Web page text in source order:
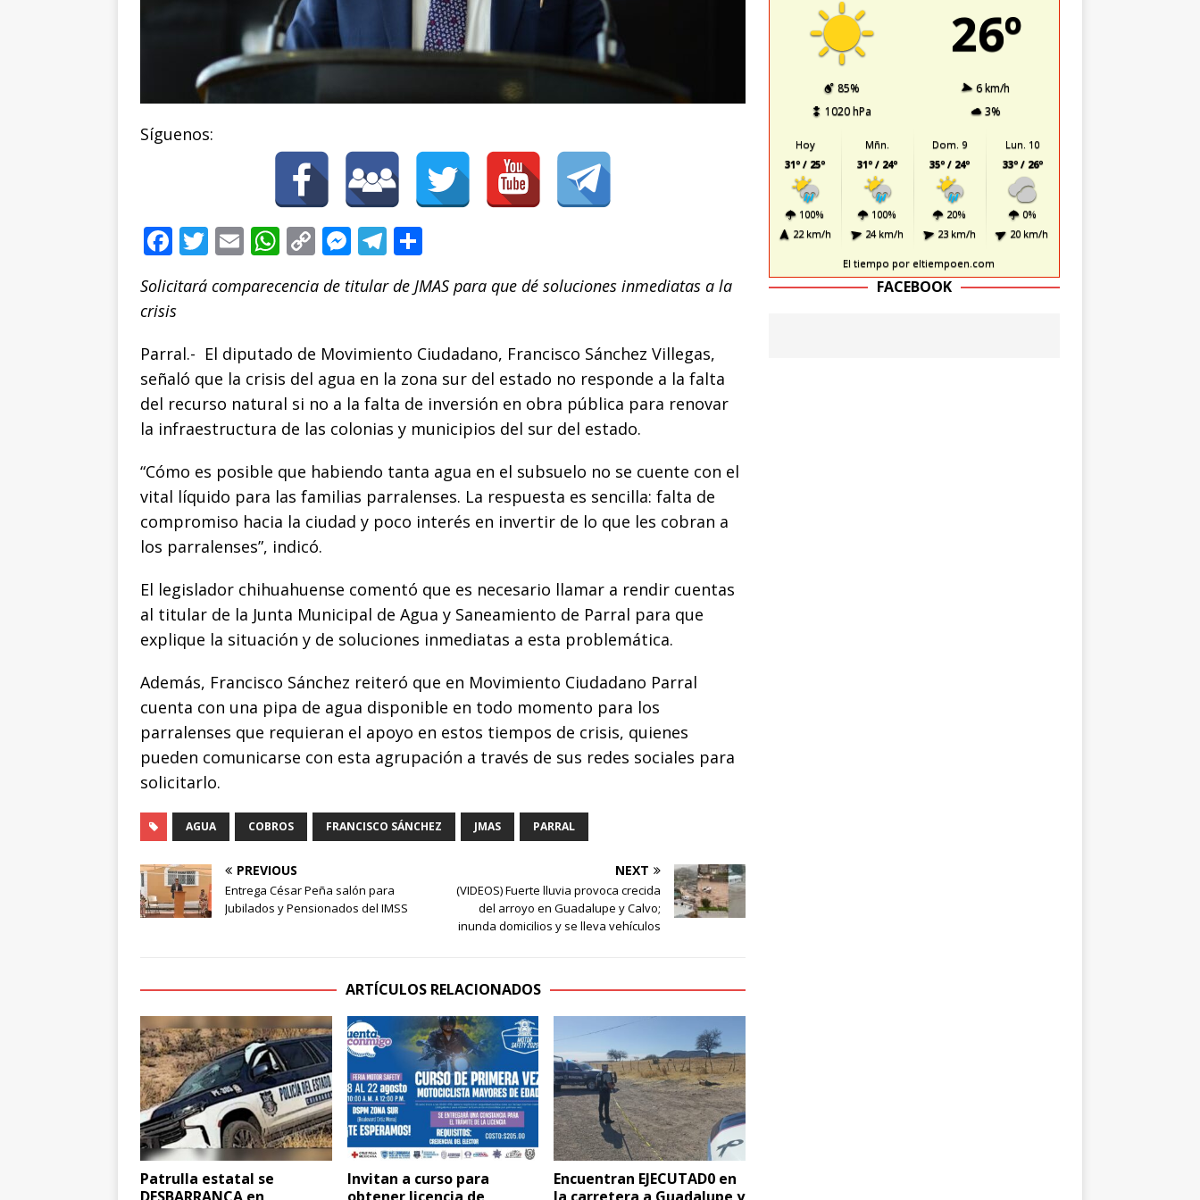
Síguenos:
F
c
e
b
o
o
k
T
it
r
E
ai
W
at
A
p
p
C
o
p
Li
n
k
M
ss
n
g
e
r
T
el
e
ra
m
m
ar
ti
r
Solicitará comparecencia de titular de JMAS para que dé soluciones inmediatas a la
crisis
Parral.- El diputado de Movimiento Ciudadano, Francisco Sánchez Villegas,
señaló que la crisis del agua en la zona sur del estado no responde a la falta
del recurso natural si no a la falta de inversión en obra pública para renovar
la infraestructura de las colonias y municipios del sur del estado.
“Cómo es posible que habiendo tanta agua en el subsuelo no se cuente con el
vital líquido para las familias parralenses. La respuesta es sencilla: falta de
compromiso hacia la ciudad y poco interés en invertir de lo que les cobran a
los parralenses”, indicó.
El legislador chihuahuense comentó que es necesario llamar a rendir cuentas
al titular de la Junta Municipal de Agua y Saneamiento de Parral para que
explique la situación y de soluciones inmediatas a esta problemática.
Además, Francisco Sánchez reiteró que en Movimiento Ciudadano Parral
cuenta con una pipa de agua disponible en todo momento para los
parralenses que requieran el apoyo en estos tiempos de crisis, quienes
pueden comunicarse con esta agrupación a través de sus redes sociales para
solicitarlo.
AGUA COBROS FRANCISCO SÁNCHEZ JMAS PARRAL
PREVIOUS
Entrega César Peña salón para
Jubilados y Pensionados del IMSS
NEXT
(VIDEOS) Fuerte lluvia provoca crecida
del arroyo en Guadalupe y Calvo;
inunda domicilios y se lleva vehículos
ARTÍCULOS RELACIONADOS
Patrulla estatal se
DESBARRANCA en
Invitan a curso para
obtener licencia de
Encuentran EJECUTAD0 en
la carretera a Guadalupe y
26º
85%
6 km/h
1020 hPa
3%
Hoy
31º / 25º
100%
22 km/h
Mñn.
31º / 24º
100%
24 km/h
Dom. 9
35º / 24º
20%
23 km/h
Lun. 10
33º / 26º
0%
20 km/h
El tiempo por eltiempoen.com
FACEBOOK